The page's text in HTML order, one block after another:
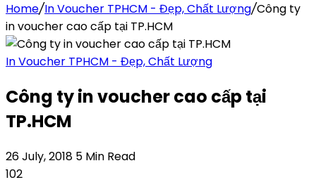
Home/In Voucher TPHCM - Đẹp, Chất Lượng/Công ty
in voucher cao cấp tại TP.HCM
In Voucher TPHCM - Đẹp, Chất Lượng
Công ty in voucher cao cấp tại
TP.HCM
26 July, 2018 5 Min Read
102